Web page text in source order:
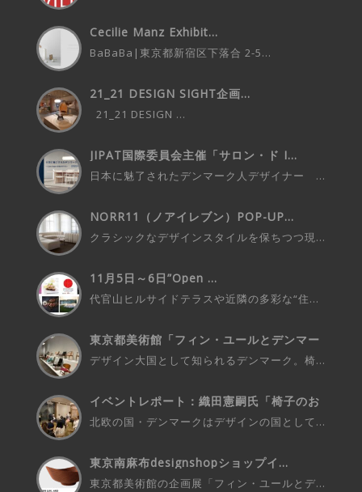
Cecilie Manz Exhibit...
BaBaBa|東京都新宿区下落合 2-5...
21_21 DESIGN SIGHT企画...
21_21 DESIGN ...
JIPAT国際委員会主催「サロン・ド I...
日本に魅了されたデンマーク人デザイナー ...
NORR11（ノアイレブン）POP-UP...
クラシックなデザインスタイルを保ちつつ現...
11月5日～6日”Open ...
代官山ヒルサイドテラスや近隣の多彩な“住...
東京都美術館「フィン・ユールとデンマー
デザイン大国として知られるデンマーク。椅...
イベントレポート：織田憲嗣氏「椅子のお
話...
北欧の国・デンマークはデザインの国として...
東京南麻布designshopショップイ...
東京都美術館の企画展「フィン・ユールとデ...